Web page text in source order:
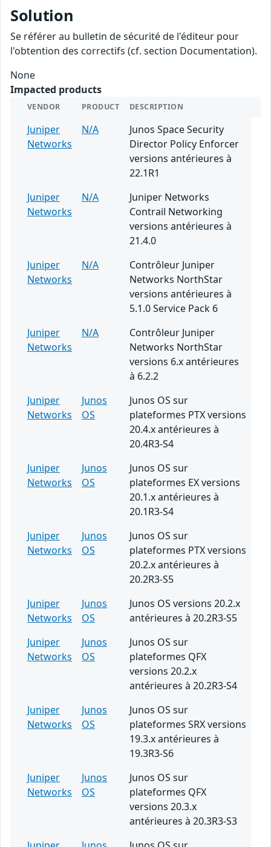
Solution
Se référer au bulletin de sécurité de l'éditeur pour
l'obtention des correctifs (cf. section Documentation).
None
Impacted products
VENDOR PRODUCT DESCRIPTION
Juniper
Networks
N/A
Junos Space Security
Director Policy Enforcer
versions antérieures à
22.1R1
Juniper
Networks
N/A
Juniper Networks
Contrail Networking
versions antérieures à
21.4.0
Juniper
Networks
N/A
Contrôleur Juniper
Networks NorthStar
versions antérieures à
5.1.0 Service Pack 6
Juniper
Networks
N/A
Contrôleur Juniper
Networks NorthStar
versions 6.x antérieures
à 6.2.2
Juniper
Networks
Junos
OS
Junos OS sur
plateformes PTX versions
20.4.x antérieures à
20.4R3-S4
Juniper
Networks
Junos
OS
Junos OS sur
plateformes EX versions
20.1.x antérieures à
20.1R3-S4
Juniper
Networks
Junos
OS
Junos OS sur
plateformes PTX versions
20.2.x antérieures à
20.2R3-S5
Juniper
Networks
Junos
OS
Junos OS versions 20.2.x
antérieures à 20.2R3-S5
Juniper
Networks
Junos
OS
Junos OS sur
plateformes QFX
versions 20.2.x
antérieures à 20.2R3-S4
Juniper
Networks
Junos
OS
Junos OS sur
plateformes SRX versions
19.3.x antérieures à
19.3R3-S6
Juniper
Networks
Junos
OS
Junos OS sur
plateformes QFX
versions 20.3.x
antérieures à 20.3R3-S3